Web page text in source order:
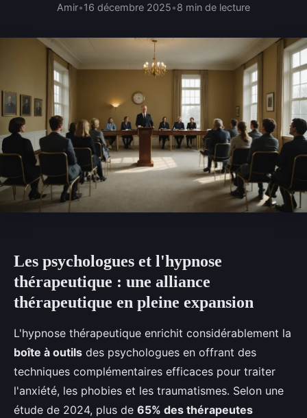
Amir•16 décembre 2025•8 min de lecture
Les psychologues et l'hypnose
thérapeutique : une alliance
thérapeutique en pleine expansion
L'hypnose thérapeutique enrichit considérablement la
boîte à outils des psychologues en offrant des
techniques complémentaires efficaces pour traiter
l'anxiété, les phobies et les traumatismes. Selon une
étude de 2024, plus de 65% des thérapeutes